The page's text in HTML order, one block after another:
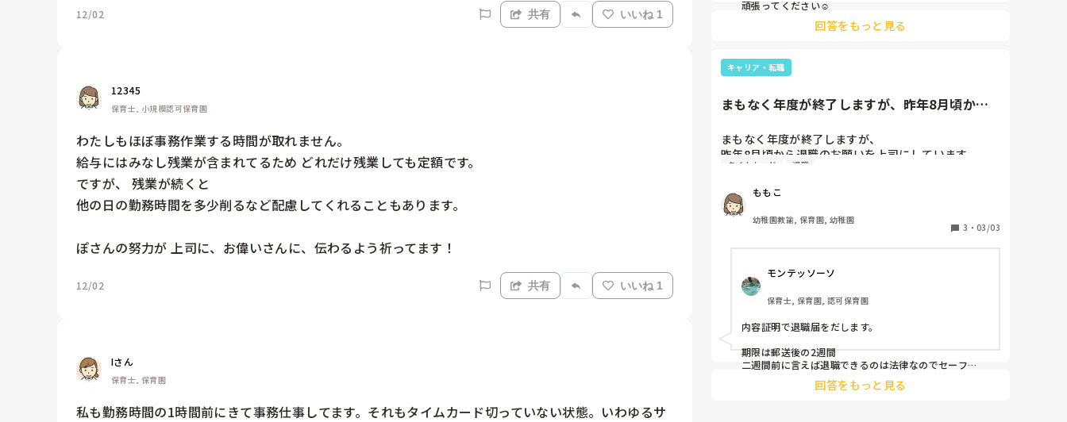
12/02 共有 いいね 1
12345
保育士, 小規模認可保育園
わたしもほぼ事務作業する時間が取れません。
給与にはみなし残業が含まれてるため どれだけ残業しても定額です。
ですが、 残業が続くと
他の日の勤務時間を多少削るなど配慮してくれることもあります。
ぽさんの努力が 上司に、お偉いさんに、伝わるよう祈ってます！
12/02 共有 いいね 1
Iさん
保育士, 保育園
私も勤務時間の1時間前にきて事務仕事してます。それもタイムカード切っていない状態。いわゆるサ
頑張ってください☺
回答をもっと見る
キャリア・転職
まもなく年度が終了しますが、昨年8月頃から
まもなく年度が終了しますが、
昨年8月頃から退職のお願いを上司にしています。
しかし、人手不足等の理由により引き止められていま
今まで毎年辞めたいと伝えていますが、どんな理由で
あれ改善するから(何も変わっていません)、あなたは
弱いからもっと気持ちを強く持ってなどとモラハラ紛
いなことまで言われ、辞められていません。
いるのですが、
現在園長の病気や、コロナ等のせいで相談が出来てい
ない状態です。
今週中には話をしたいと思っているのですが、アポを
とる為のLINEも既読無視され、このまま退職出来ない
のではと思うと毎日お腹が痛くなってしまっていま
す。
退職出来ないということは法的に有り得ないと、ネッ
トなどにかいてありますが
タイムカード 退職
ももこ
幼稚園教諭, 保育園, 幼稚園
3 ・ 03/03
モンテッソーソ
保育士, 保育園, 認可保育園
内容証明で退職届をだします。
期限は郵送後の2週間
二週間前に言えば退職できるのは法律なのでセーフ
そして一身上の都合で残りを有給と言えば、職場に行か
ないでも大丈夫。それか体調不良としてしまえばそれで
回答をもっと見る